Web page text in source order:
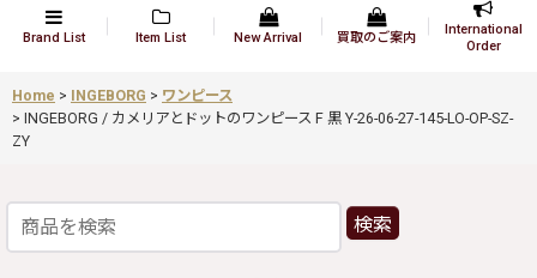
Brand List Item List New Arrival 買取のご案内
International
Order
Home > INGEBORG > ワンピース
> INGEBORG / カメリアとドットのワンピース F 黒 Y-26-06-27-145-LO-OP-SZ-
ZY
検索